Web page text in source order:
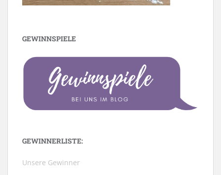
GEWINNSPIELE
GEWINNERLISTE:
Unsere Gewinner